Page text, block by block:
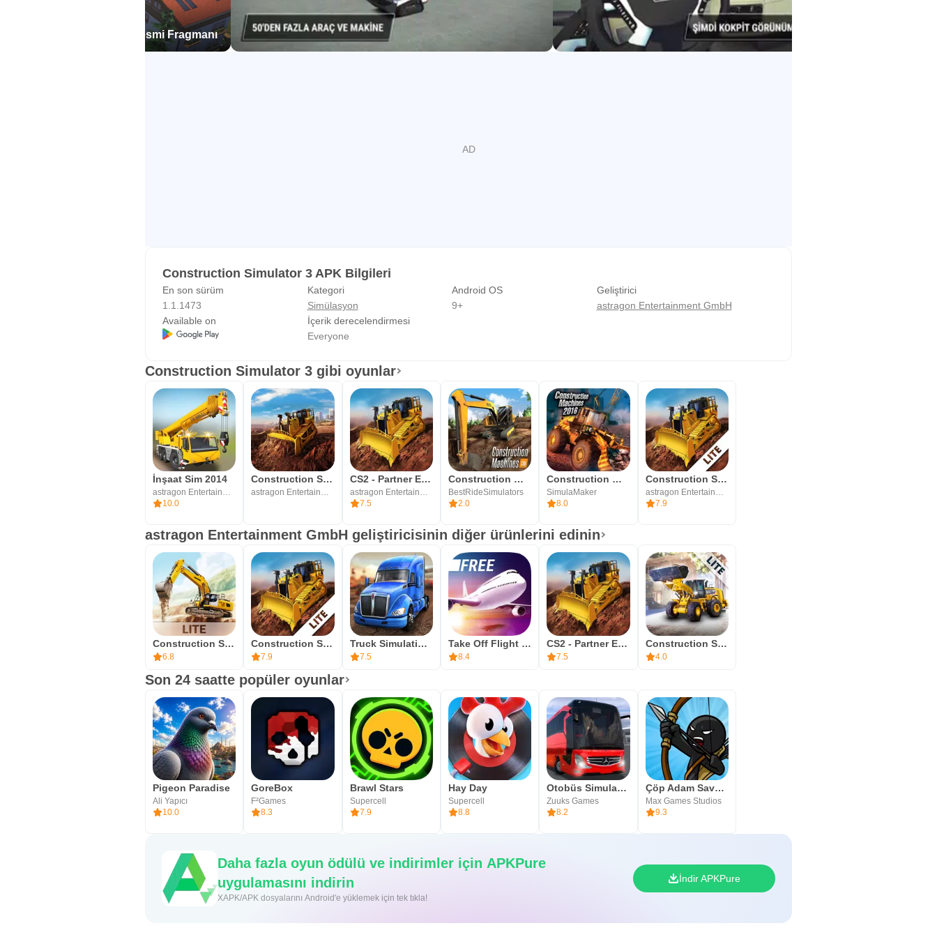
yükseklikleri keşfedin.
70'DEN FAZLA YENİ KONTRAT
3 Android için resmi Fragmanı
Construction Simulator 3 APK Bilgileri
En son sürüm
1.1.1473
Kategori
Simülasyon
Android OS
9+
Geliştirici
astragon Entertainment GmbH
Available on
İçerik derecelendirmesi
Everyone
Construction Simulator 3 gibi oyunlar
İnşaat Sim 2014
astragon Entertainment GmbH
10.0
Construction Simulator 2
astragon Entertainment GmbH
CS2 - Partner Edition
astragon Entertainment GmbH
7.5
Construction Machines SIM: Tru
BestRideSimulators
2.0
Construction Machines 2016
SimulaMaker
8.0
Construction Simulator 2 Lite
astragon Entertainment GmbH
7.9
astragon Entertainment GmbH geliştiricisinin diğer ürünlerini edinin
Construction Simulator 3 Lite
6.8
Construction Simulator 2 Lite
7.9
Truck Simulation 19
7.5
Take Off Flight Simulator
8.4
CS2 - Partner Edition
7.5
Construction Simulator 4 Lite
4.0
Son 24 saatte popüler oyunlar
Pigeon Paradise
Ali Yapıcı
10.0
GoreBox
F²Games
8.3
Brawl Stars
Supercell
7.9
Hay Day
Supercell
8.8
Otobüs Simulator : Ultimate
Zuuks Games
8.2
Çöp Adam Savaşları
Max Games Studios
9.3
Daha fazla oyun ödülü ve indirimler için APKPure
uygulamasını indirin
XAPK/APK dosyalarını Android'e yüklemek için tek tıkla!
İndir APKPure